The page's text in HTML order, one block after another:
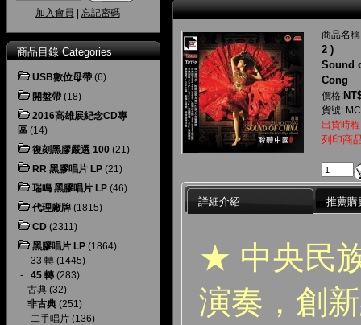
加入會員 忘記密碼
商品目錄 Categories
USB數位母帶 (6)
開盤帶 (18)
2016高雄展紀念CD專
區 (14)
復刻黑膠嚴選 100 (21)
RR 黑膠唱片 LP (21)
瑞鳴 黑膠唱片 LP (46)
代理廠牌 (1815)
CD (2311)
黑膠唱片 LP (1864)
- 33 轉 (1445)
- 45 轉 (283)
古典 (32)
非古典 (251)
- 二手唱片 (136)
商品名
2 )
Sound
Cong
價格:
貨號:
出貨時
列印商
詳細介紹 推薦購
★ 中央民
演奏，創